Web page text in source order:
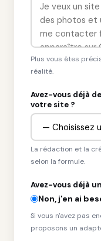
Plus vous êtes
réalité.
Avez-vous déjà
votre site ?
La rédaction et la
selon la formule.
Avez-vous déjà
Non, j'en ai
Si vous n'avez pas
proposons un